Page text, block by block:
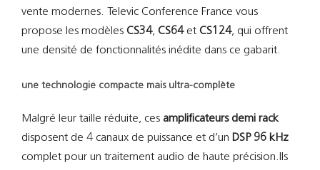
vente modernes. Televic Conference France vous
propose les modèles CS34, CS64et CS124, qui offrent
une densité de fonctionnalités inédite dans ce gabarit.
une technologie compacte mais ultra-complète
Malgré leur taille réduite, ces amplificateurs demi rack
disposent de 4 canaux de puissance et d’un DSP 96 kHz
complet pour un traitement audio de haute précision.Ils